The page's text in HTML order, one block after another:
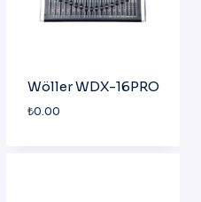
Wöller WDX-16PRO
₺0.00